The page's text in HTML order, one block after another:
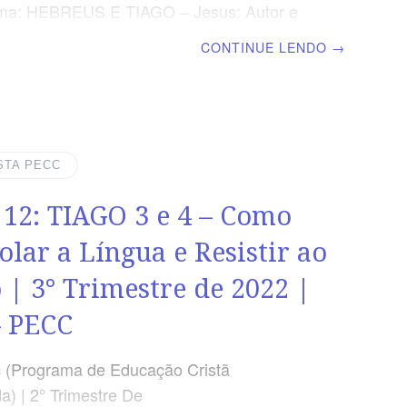
HEBREUS E TIAGO – Jesus: Autor e
página. ORIENTAÇÃO PEDAGÓGICA Em
todos os presentes, Tiago 5.1-20 (5 a 7
funciona como guia de
CONTINUE LENDO →
PECC
TIAGO 3 e 4 – Como
a Língua e Resistir ao
| 3° Trimestre de 2022 |
(Programa de Educação Cristã
| 2° Trimestre De